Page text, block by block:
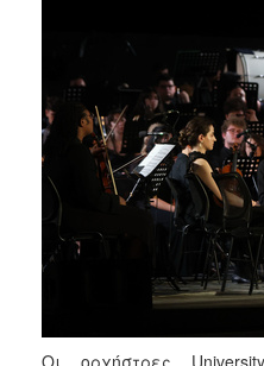
2011
2010
2006
ΤΟΠΟΣ
Οι ορχήστρες